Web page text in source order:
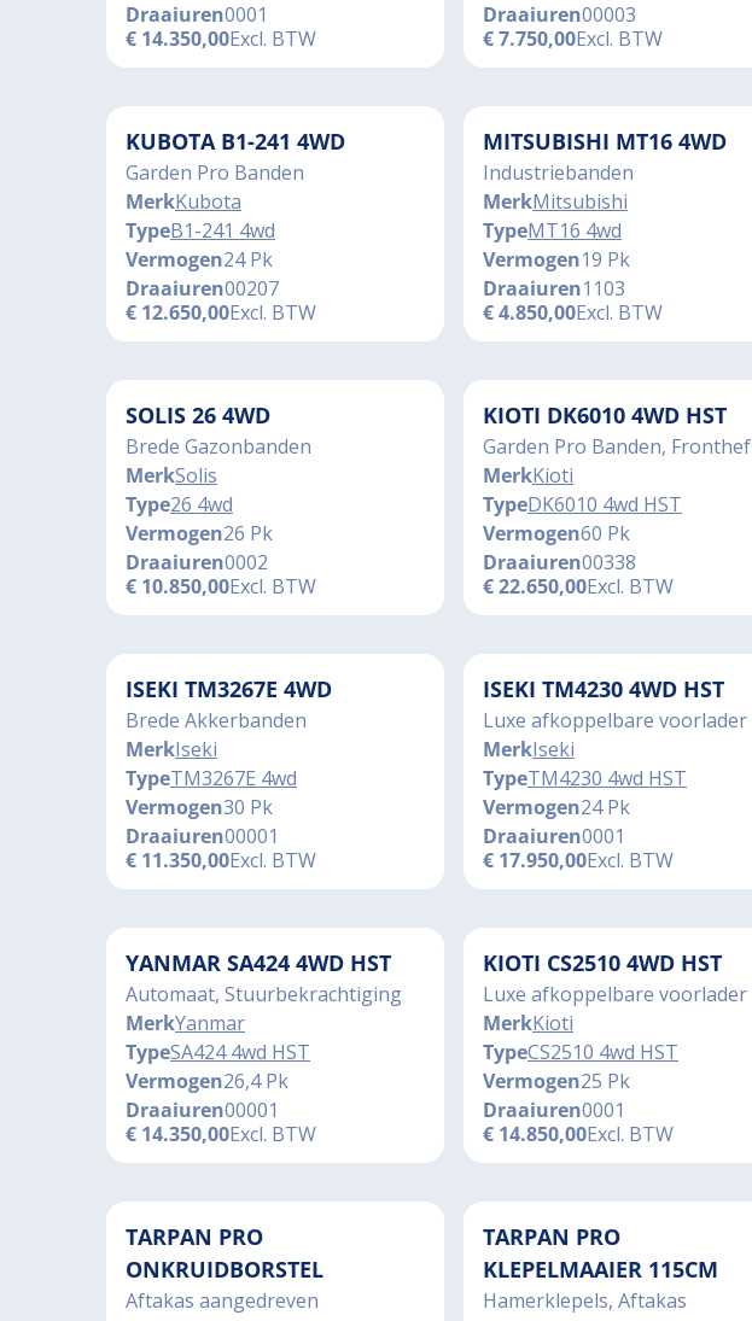
Draaiuren0001
€ 14.350,00Excl. BTW
Draaiuren00003
€7.750,00Excl. BTW
KUBOTA B1-241 4WD
Garden Pro Banden
MerkKubota
TypeB1-241 4wd
Vermogen24 Pk
Draaiuren00207
€ 12.650,00Excl. BTW
MITSUBISHI MT16 4WD
Industriebanden
MerkMitsubishi
TypeMT16 4wd
Vermogen19 Pk
Draaiuren1103
€4.850,00Excl. BTW
SOLIS 26 4WD
Brede Gazonbanden
MerkSolis
Type26 4wd
Vermogen26 Pk
Draaiuren0002
€ 10.850,00Excl. BTW
KIOTI DK6010 4WD HST
Garden Pro Banden, Fronthef
MerkKioti
TypeDK6010 4wd HST
Vermogen60 Pk
Draaiuren00338
€22.650,00Excl. BTW
ISEKI TM3267E 4WD
Brede Akkerbanden
MerkIseki
TypeTM3267E 4wd
Vermogen30 Pk
Draaiuren00001
€ 11.350,00Excl. BTW
ISEKI TM4230 4WD HST
Luxe afkoppelbare voorlader
MerkIseki
TypeTM4230 4wd HST
Vermogen24 Pk
Draaiuren0001
€ 17.950,00Excl. BTW
YANMAR SA424 4WD HST
Automaat, Stuurbekrachtiging
MerkYanmar
TypeSA424 4wd HST
Vermogen26,4 Pk
Draaiuren00001
€ 14.350,00Excl. BTW
KIOTI CS2510 4WD HST
Luxe afkoppelbare voorlader
MerkKioti
TypeCS2510 4wd HST
Vermogen25 Pk
Draaiuren0001
€ 14.850,00Excl. BTW
TARPAN PRO
ONKRUIDBORSTEL
Aftakas aangedreven
TARPAN PRO
KLEPELMAAIER 115CM
Hamerklepels, Aftakas